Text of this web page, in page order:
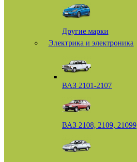
Другие марки
Электрика и электроника
ВАЗ 2101-2107
ВАЗ 2108, 2109, 21099